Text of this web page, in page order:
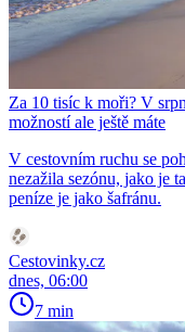
Za 10 tisíc k moři? V
možností ale ještě máte
V cestovním ruchu se
nezažila sezónu, jako je
peníze je jako šafránu.
Cestovinky.cz
dnes, 06:00
7 min